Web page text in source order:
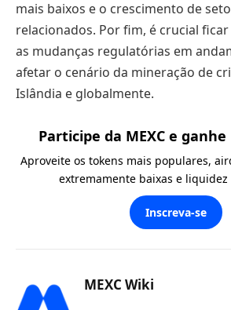
mais baixos e o crescimento de
relacionados. Por fim, é crucial
as mudanças regulatórias em
afetar o cenário da mineração de
Islândia e globalmente.
Participe da MEXC e ganhe
Aproveite os tokens mais populares,
extremamente baixas e
Inscreva-se
MEXC Wiki